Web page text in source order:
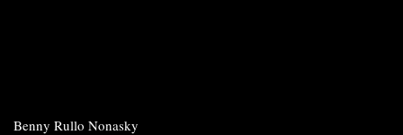
Benny Rullo Nonasky